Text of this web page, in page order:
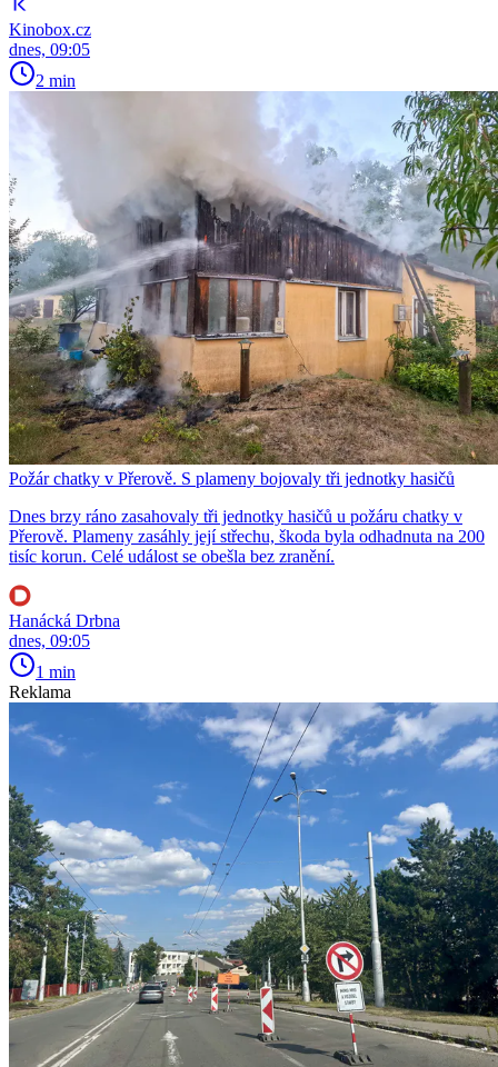
Kinobox.cz
dnes, 09:05
2 min
Požár chatky v Přerově. S plameny bojovaly tři jednotky hasičů
Dnes brzy ráno zasahovaly tři jednotky hasičů u požáru chatky v
Přerově. Plameny zasáhly její střechu, škoda byla odhadnuta na 200
tisíc korun. Celé událost se obešla bez zranění.
Hanácká Drbna
dnes, 09:05
1 min
Reklama